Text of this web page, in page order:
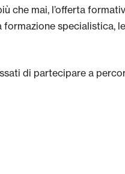
che mai, l’offerta
specialistica,
di partecipare a